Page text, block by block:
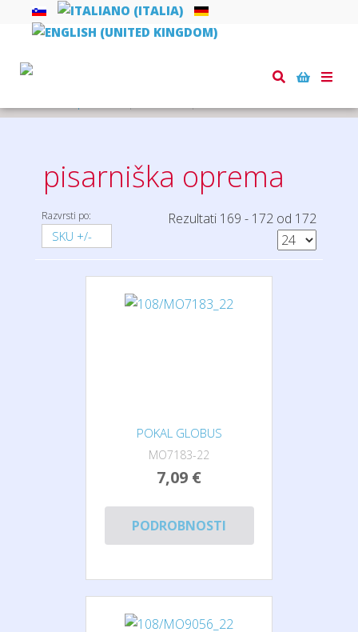
Toggle
pisarniška oprema
Razvrsti po:
SKU +/-
Rezultati 169 - 172 od 172
POKAL GLOBUS
MO7183-22
7,09 €
PODROBNOSTI